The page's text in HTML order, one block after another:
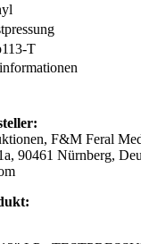
T
F&M Feral
90461 Nürnberg,